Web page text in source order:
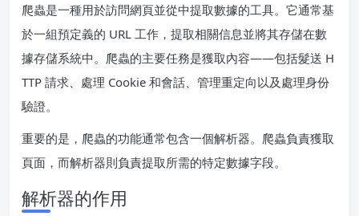
爬蟲是一種用於訪問網頁並從中提取數據的工具。它通常基
於一組預定義的 URL 工作，提取相關信息並將其存儲在數
據存儲系統中。爬蟲的主要任務是獲取內容——包括髮送 H
TTP 請求、處理 Cookie 和會話、管理重定向以及處理身份
驗證。
重要的是，爬蟲的功能通常包含一個解析器。爬蟲負責獲取
頁面，而解析器則負責提取所需的特定數據字段。
解析器的作用